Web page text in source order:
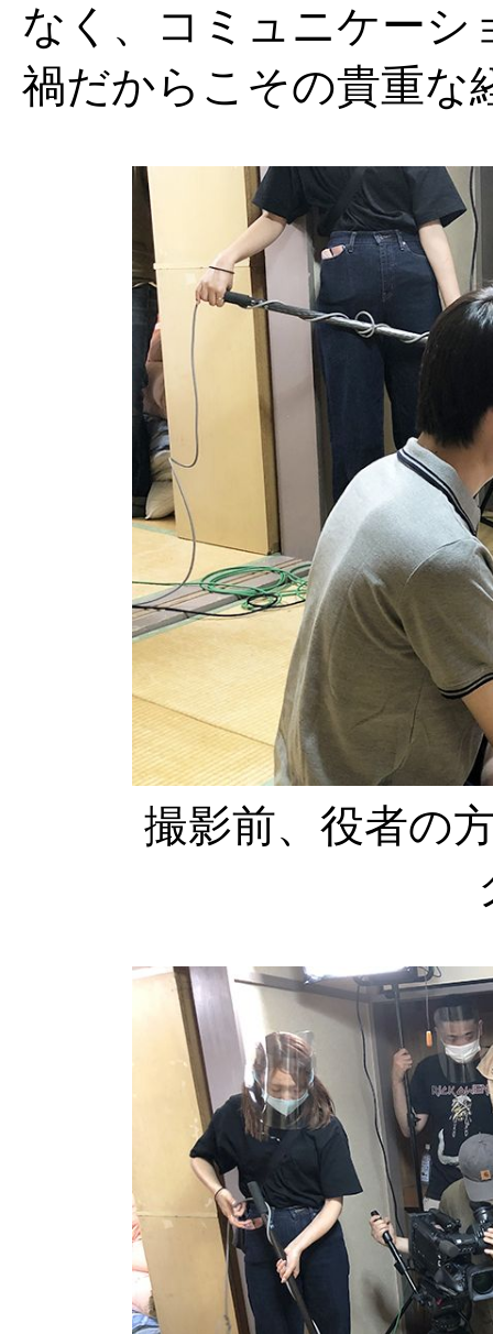
なく、コミュニケーシ
禍だからこその貴重な
撮影前、役者の